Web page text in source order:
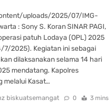
uploads/2025/07/IMG-
: Sony S. Koran SINAR PAGI,
patuh Lodaya (OPL) 2025
7/2025). Kegiatan ini sebagai
dilaksanakan selama 14 hari
mendatang. Kapolres
melalui Kasat…
biskuatsemangat 0 3 mins